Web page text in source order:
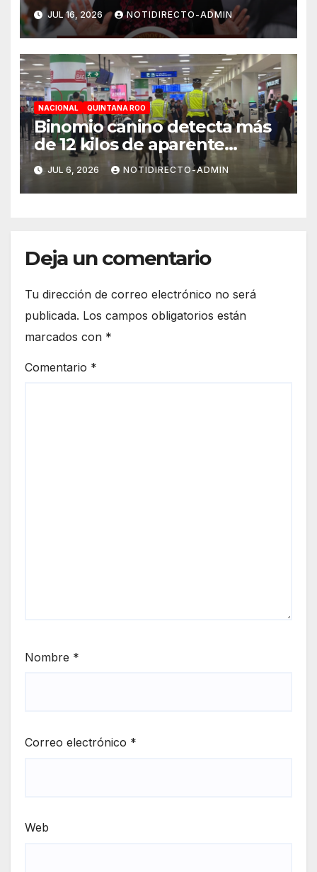
Jaguar, sargazo y Tren Maya
de carga
JUL 16, 2026 NOTIDIRECTO-ADMIN
NACIONAL QUINTANA ROO
Binomio canino detecta más
de 12 kilos de aparente
cocaína en el Aeropuerto de
Cancún
JUL 6, 2026 NOTIDIRECTO-ADMIN
Deja un comentario
Tu dirección de correo electrónico no será
publicada. Los campos obligatorios están
marcados con *
Comentario *
Nombre *
Correo electrónico *
Web